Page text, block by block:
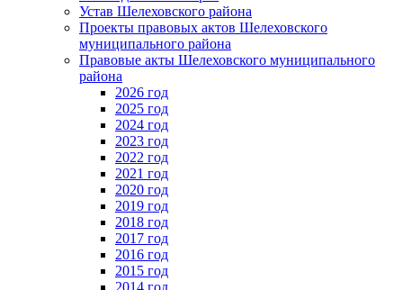
Устав Шелеховского района
Проекты правовых актов Шелеховского
муниципального района
Правовые акты Шелеховского муниципального
района
2026 год
2025 год
2024 год
2023 год
2022 год
2021 год
2020 год
2019 год
2018 год
2017 год
2016 год
2015 год
2014 год